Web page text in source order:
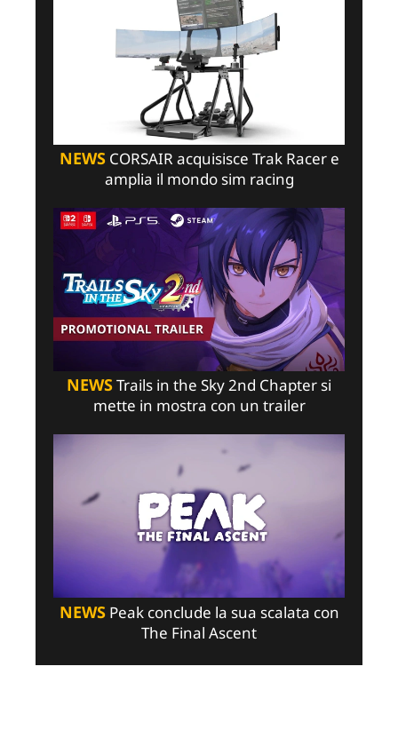
NEWSCORSAIR acquisisce Trak Racer e
amplia il mondo sim racing
NEWSTrails in the Sky 2nd Chapter si
mette in mostra con un trailer
NEWSPeak conclude la sua scalata con
The Final Ascent